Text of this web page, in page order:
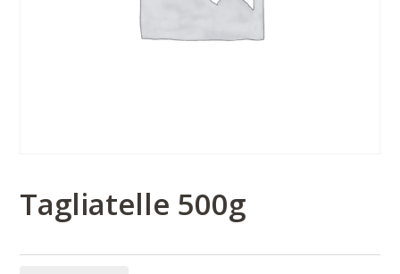
Tagliatelle 500g